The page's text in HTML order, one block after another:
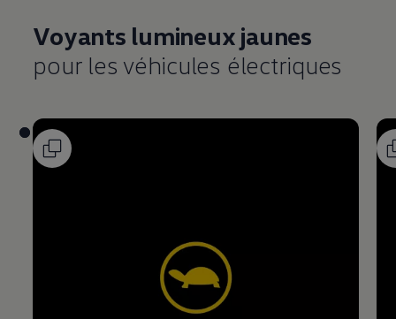
Voyants lumineux jaunes
pour les véhicules électriques